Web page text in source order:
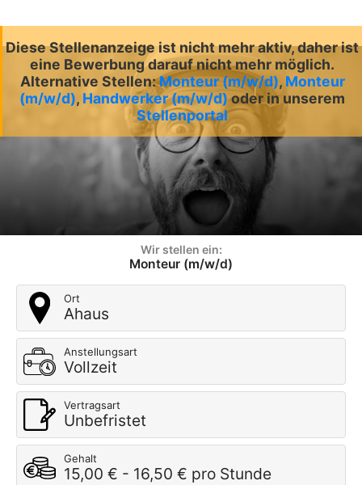
Diese Stellenanzeige ist nicht mehr aktiv, daher ist
eine Bewerbung darauf nicht mehr möglich.
Alternative Stellen:Monteur (m/w/d), Monteur
(m/w/d), Handwerker (m/w/d) oder in unserem
Stellenportal
Wir stellen ein:
Monteur (m/w/d)
Ort
Ahaus
Anstellungsart
Vollzeit
Vertragsart
Unbefristet
Gehalt
15,00 € - 16,50 € pro Stunde